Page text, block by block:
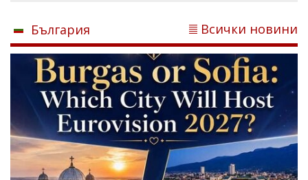
България Всички новини